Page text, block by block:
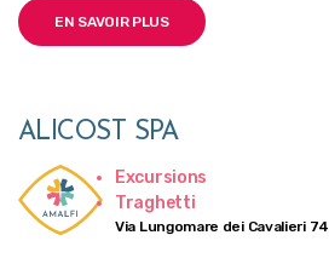
EN SAVOIR PLUS
ALICOST SPA
Excursions
Traghetti
Via Lungomare dei Cavalieri 74